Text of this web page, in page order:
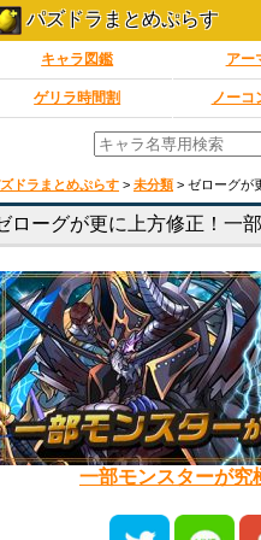
パズドラまとめぷらす
キャラ図鑑 アー
ゲリラ時間割 ノーコ
ドラまとめぷらす > 未分類 > ゼローグが
ローグが更に上方修正！一
一部モンスターが究